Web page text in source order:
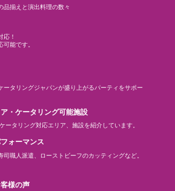
品揃えと演出料理の数々
応！
能です。
ータリングジャパンが盛り上がるパーティをサポー
・ケータリング可能施設
ータリング対応エリア、施設を紹介しています。
ォーマンス
司職人派遣、ローストビーフのカッティングなど。
様の声